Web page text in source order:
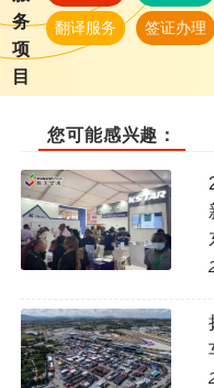
务
项
目
翻译服务 签证办理
您可能感兴趣：